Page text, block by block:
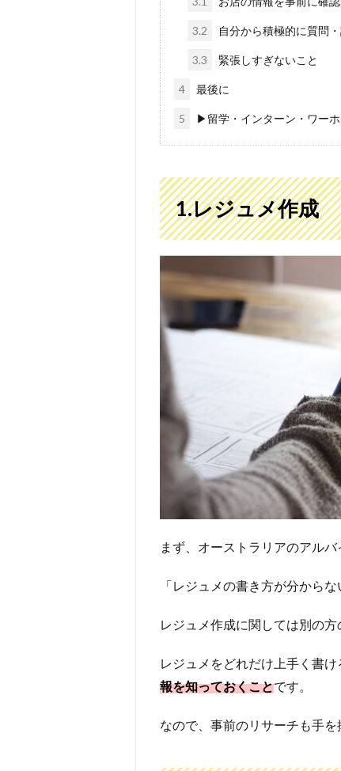
3.2 自分から積極的に質問
3.3 緊張しすぎないこと
4 最後に
5 ▶留学・インターン・ワー
1.レジュメ作成
まず、オーストラリアのアル
「レジュメの書き方が分から
レジュメ作成に関しては別の
レジュメをどれだけ上手く書
報を知っておくことです。
なので、事前のリサーチも手を